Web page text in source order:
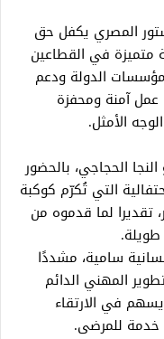
المصري يكفل حق
في القطاعين
الدولة ودعم
عمل آمنة ومحفزة
الأمثل.
الحجاجي، بالحضور
التي تُكرّم كوكبة
تقديرا لما قدموه من
سامية، مشددًا
المهني الدائم
في الارتقاء
خدمة للمرضى.